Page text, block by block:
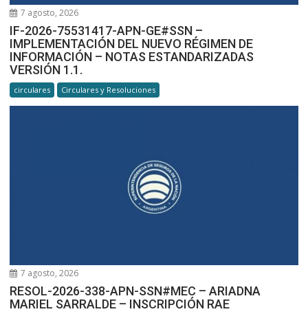
7 agosto, 2026
IF-2026-75531417-APN-GE#SSN –
IMPLEMENTACIÓN DEL NUEVO RÉGIMEN DE
INFORMACIÓN – NOTAS ESTANDARIZADAS
VERSIÓN 1.1.
circulares Circulares y Resoluciones
7 agosto, 2026
RESOL-2026-338-APN-SSN#MEC – ARIADNA
MARIEL SARRALDE – INSCRIPCIÓN RAE